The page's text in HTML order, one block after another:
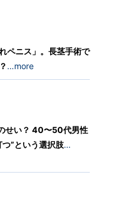
ペニス」。長茎手術で
…more
せい？ 40〜50代男性
”という選択肢…